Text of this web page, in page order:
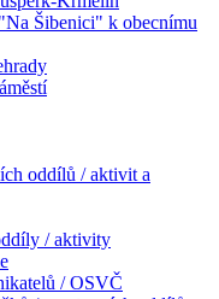
Šibenici" k obecnímu
oddílů / aktivit a
/ aktivity
/ OSVČ